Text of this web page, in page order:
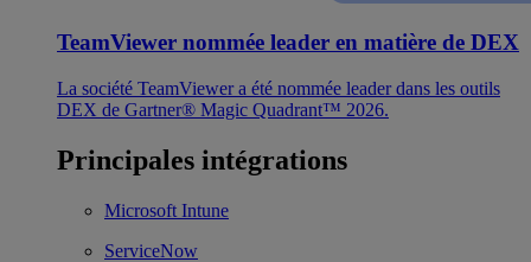
TeamViewer nommée leader en matière de DEX
La société TeamViewer a été nommée leader dans les outils
DEX de Gartner® Magic Quadrant™ 2026.
Principales intégrations
Microsoft Intune
ServiceNow